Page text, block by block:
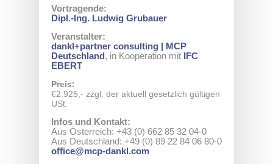
Vortragende:
Dipl.-Ing. Ludwig Grubauer
Veranstalter:
dankl+partner consulting | MCP
Deutschland , in Kooperation mit
IFC
EBERT
Preis:
€2.925,- zzgl. der aktuell gesetzlich gültigen
USt.
Infos und Kontakt:
Aus Österreich: +43 (0) 662 85 32 04-0
Aus Deutschland: +49 (0) 89 22 84 06 80-0
office@mcp-dankl.com